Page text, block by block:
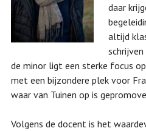
daar
altijd
de minor ligt een sterke focus
met een bijzondere plek voor
waar van Tuinen op is
Volgens de docent is het